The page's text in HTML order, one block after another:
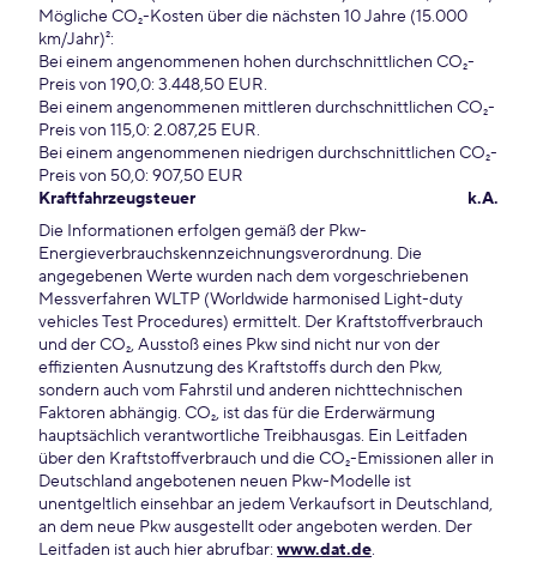
Mögliche CO₂-Kosten über die nächsten 10 Jahre (15.000
km/Jahr)²:
Bei einem angenommenen hohen durchschnittlichen CO₂-
Preis von 190,0: 3.448,50 EUR.
Bei einem angenommenen mittleren durchschnittlichen CO₂-
Preis von 115,0: 2.087,25 EUR.
Bei einem angenommenen niedrigen durchschnittlichen CO₂-
Preis von 50,0: 907,50 EUR
Kraftfahrzeugsteuer
k.A.
Die Informationen erfolgen gemäß der Pkw-
Energieverbrauchskennzeichnungsverordnung. Die
angegebenen Werte wurden nach dem vorgeschriebenen
Messverfahren WLTP (Worldwide harmonised Light-duty
vehicles Test Procedures) ermittelt. Der Kraftstoffverbrauch
und der CO₂, Ausstoß eines Pkw sind nicht nur von der
effizienten Ausnutzung des Kraftstoffs durch den Pkw,
sondern auch vom Fahrstil und anderen nichttechnischen
Faktoren abhängig. CO₂, ist das für die Erderwärmung
hauptsächlich verantwortliche Treibhausgas. Ein Leitfaden
über den Kraftstoffverbrauch und die CO₂-Emissionen aller in
Deutschland angebotenen neuen Pkw-Modelle ist
unentgeltlich einsehbar an jedem Verkaufsort in Deutschland,
an dem neue Pkw ausgestellt oder angeboten werden. Der
Leitfaden ist auch hier abrufbar: www.dat.de.